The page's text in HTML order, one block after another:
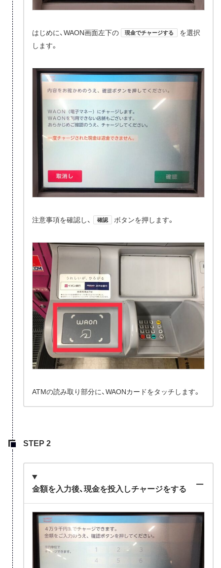
はじめに、WAON画面左下の 現金でチャージする
を選択
します。
注意事項を確認し、 確認 ボタンを押します。
ATMの読み取り部分に、WAONカードをタッチします。
金額を入力後、現金を投入しチャージをする